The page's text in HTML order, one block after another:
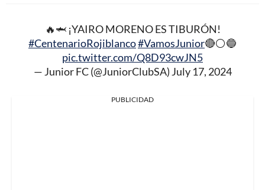
🔥🦈 ¡YAIRO MORENO ES TIBURÓN!
#CentenarioRojiblanco#VamosJunior🔴⚪🔵
pic.twitter.com/Q8D93cwJN5
— Junior FC (@JuniorClubSA) July 17, 2024
PUBLICIDAD